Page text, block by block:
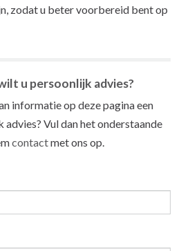
zodat u beter voorbereid bent op
u persoonlijk advies?
informatie op deze pagina een
Vul dan het onderstaande
contactmet ons op.